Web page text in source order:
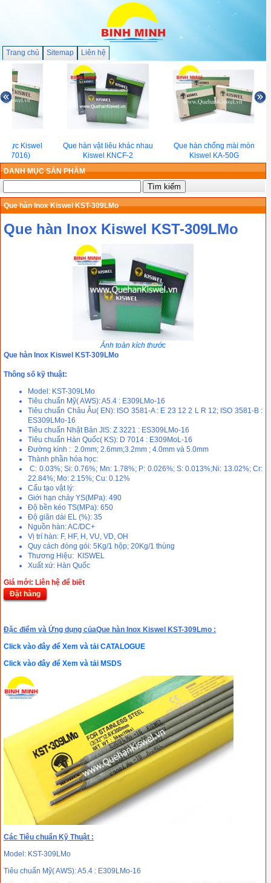
Trang chủ Sitemap Liên hệ
lực Kiswel
Que hàn vật liêu khác nhau
Kiswel KNCF-2
Que hàn chống mài mòn
Kiswel KA-50G
DANH MỤC SẢN PHẨM
Que hàn Inox Kiswel KST-309LMo
Que hàn Inox Kiswel KST-309LMo
Ảnh toàn kích thước
Que hàn Inox Kiswel KST-309LMo
Thông số kỹ thuật:
Model: KST-309LMo
Tiêu chuẩn Mỹ( AWS): A5.4 : E309LMo-16
Tiêu chuẩn Châu Âu( EN): ISO 3581-A : E 23 12 2 L R 12; ISO 3581-B :
ES309LMo-16
Tiêu chuẩn Nhật Bản JIS: Z 3221 : ES309LMo-16
Tiêu chuẩn Hàn Quốc( KS): D 7014 : E309MoL-16
Đường kính : 2.0mm; 2.6mm;3.2mm ; 4.0mm và 5.0mm
Thành phần hóa học:
C: 0.03%; Si: 0.76%; Mn: 1.78%; P: 0.026%; S: 0.013%;Ni: 13.02%; Cr:
22.84%; Mo: 2.15%; Cu: 0.12%
Cấu tạo vật lý:
Giới hạn chảy YS(MPa): 490
Độ bền kéo TS(MPa): 650
Độ giãn dài EL (%): 35
Nguồn hàn: AC/DC+
Vị trí hàn: F, HF, H, VU, VD, OH
Quy cách đóng gói: 5Kg/1 hộp; 20Kg/1 thùng
Thương Hiệu: KISWEL
Xuất xứ: Hàn Quốc
Giá mới: Liên hệ để biết
Đặt hàng
Đặc điểm và Ứng dụng củaQue hàn Inox Kiswel KST-309Lmo :
Click vào đây để Xem và tải CATALOGUE
Click vào đây để Xem và tải MSDS
Các Tiêu chuẩn Kỹ Thuật :
Model: KST-309LMo
Tiêu chuẩn Mỹ( AWS): A5.4 : E309LMo-16